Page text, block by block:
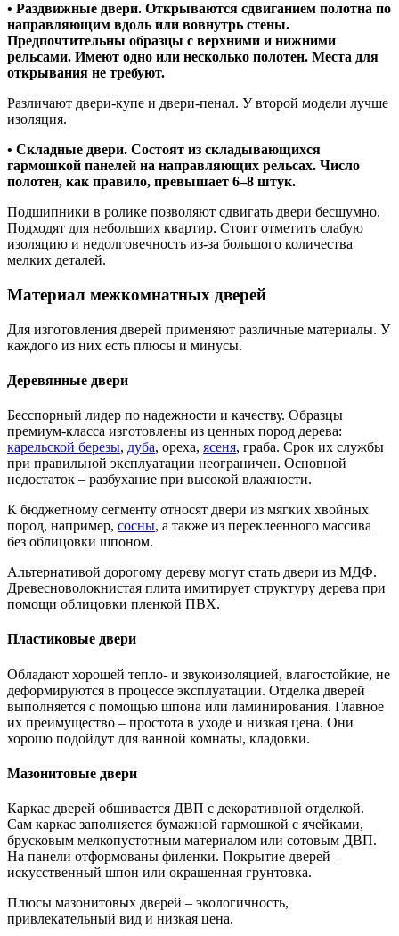
• Раздвижные двери. Открываются сдвиганием полотна по
направляющим вдоль или вовнутрь стены.
Предпочтительны образцы с верхними и нижними
рельсами. Имеют одно или несколько полотен. Места для
открывания не требуют.
Различают двери-купе и двери-пенал. У второй модели лучше
изоляция.
• Складные двери. Состоят из складывающихся
гармошкой панелей на направляющих рельсах. Число
полотен, как правило, превышает 6–8 штук.
Подшипники в ролике позволяют сдвигать двери бесшумно.
Подходят для небольших квартир. Стоит отметить слабую
изоляцию и недолговечность из-за большого количества
мелких деталей.
Материал межкомнатных дверей
Для изготовления дверей применяют различные материалы. У
каждого из них есть плюсы и минусы.
Деревянные двери
Бесспорный лидер по надежности и качеству. Образцы
премиум-класса изготовлены из ценных пород дерева:
карельской березы, дуба, ореха, ясеня, граба. Срок их службы
при правильной эксплуатации неограничен. Основной
недостаток – разбухание при высокой влажности.
К бюджетному сегменту относят двери из мягких хвойных
пород, например, сосны, а также из переклеенного массива
без облицовки шпоном.
Альтернативой дорогому дереву могут стать двери из МДФ.
Древесноволокнистая плита имитирует структуру дерева при
помощи облицовки пленкой ПВХ.
Пластиковые двери
Обладают хорошей тепло- и звукоизоляцией, влагостойкие, не
деформируются в процессе эксплуатации. Отделка дверей
выполняется с помощью шпона или ламинирования. Главное
их преимущество – простота в уходе и низкая цена. Они
хорошо подойдут для ванной комнаты, кладовки.
Мазонитовые двери
Каркас дверей обшивается ДВП с декоративной отделкой.
Сам каркас заполняется бумажной гармошкой с ячейками,
брусковым мелкопустотным материалом или сотовым ДВП.
На панели отформованы филенки. Покрытие дверей –
искусственный шпон или окрашенная грунтовка.
Плюсы мазонитовых дверей – экологичность,
привлекательный вид и низкая цена.